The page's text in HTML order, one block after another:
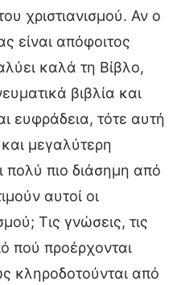
χριστιανισμού. Αν ο
είναι απόφοιτος
καλά τη Βίβλο,
βιβλία και
ευφράδεια, τότε αυτή
μεγαλύτερη
πολύ πιο διάσημη από
αυτοί οι
Τις γνώσεις, τις
πού προέρχονται
κληροδοτούνται από